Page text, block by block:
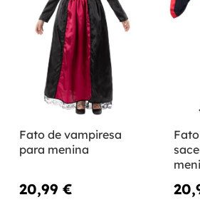
Fato de vampiresa
para menina
20,99 €